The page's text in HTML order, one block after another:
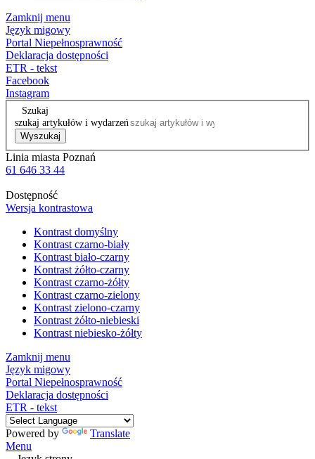
Zamknij menu
Język migowy
Portal Niepełnosprawność
Deklaracja dostępności
ETR - tekst
Facebook
Instagram
Szukaj
szukaj artykułów i wydarzeń
Wyszukaj
Linia miasta Poznań
61 646 33 44
Dostępność
Wersja kontrastowa
Kontrast domyślny
Kontrast czarno-biały
Kontrast biało-czarny
Kontrast żółto-czarny
Kontrast czarno-żółty
Kontrast czarno-zielony
Kontrast zielono-czarny
Kontrast żółto-niebieski
Kontrast niebiesko-żółty
Zamknij menu
Język migowy
Portal Niepełnosprawność
Deklaracja dostępności
ETR - tekst
Powered by
Translate
Menu